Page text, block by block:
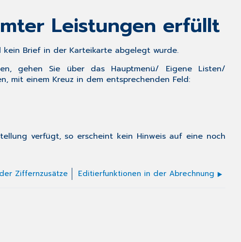
Leistungen erfüllt
Brief in der Karteikarte abgelegt wurde.
gehen Sie über das Hauptmenü/ Eigene Listen/
mit einem Kreuz in dem entsprechenden Feld:
verfügt, so erscheint kein Hinweis auf eine noch
Ziffernzusätze Editierfunktionen in der Abrechnung